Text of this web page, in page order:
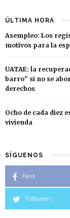
ÚLTIMA HORA
Asempleo: Los
motivos para la
UATAE: la
barro” si no se
derechos
Ocho de cada diez
vivienda
SÍGUENOS
Fans
Followers